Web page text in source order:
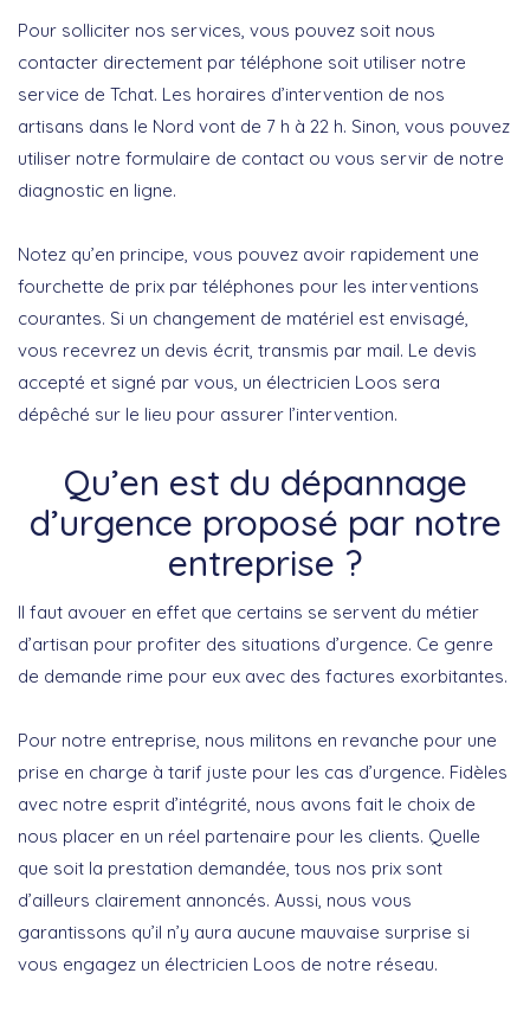
Pour solliciter nos services, vous pouvez soit nous
contacter directement par téléphone soit utiliser notre
service de Tchat. Les horaires d’intervention de nos
artisans dans le Nord vont de 7 h à 22 h. Sinon, vous pouvez
utiliser notre formulaire de contact ou vous servir de notre
diagnostic en ligne.
Notez qu’en principe, vous pouvez avoir rapidement une
fourchette de prix par téléphones pour les interventions
courantes. Si un changement de matériel est envisagé,
vous recevrez un devis écrit, transmis par mail. Le devis
accepté et signé par vous, un électricien Loos sera
dépêché sur le lieu pour assurer l’intervention.
Qu’en est du dépannage
d’urgence proposé par notre
entreprise ?
Il faut avouer en effet que certains se servent du métier
d’artisan pour profiter des situations d’urgence. Ce genre
de demande rime pour eux avec des factures exorbitantes.
Pour notre entreprise, nous militons en revanche pour une
prise en charge à tarif juste pour les cas d’urgence. Fidèles
avec notre esprit d’intégrité, nous avons fait le choix de
nous placer en un réel partenaire pour les clients. Quelle
que soit la prestation demandée, tous nos prix sont
d’ailleurs clairement annoncés. Aussi, nous vous
garantissons qu’il n’y aura aucune mauvaise surprise si
vous engagez un électricien Loos de notre réseau.